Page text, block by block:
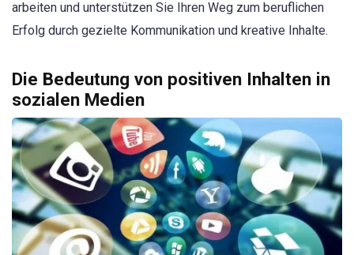
arbeiten und unterstützen Sie Ihren Weg zum beruflichen
Erfolg durch gezielte Kommunikation und kreative Inhalte.
Die Bedeutung von positiven Inhalten in
sozialen Medien